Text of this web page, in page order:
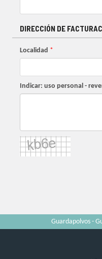
DIRECCIÓN DE
Localidad *
Indicar: uso personal -
Guardapolvos -